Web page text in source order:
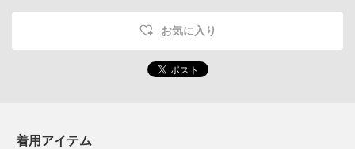
お気に入り
着用アイテム